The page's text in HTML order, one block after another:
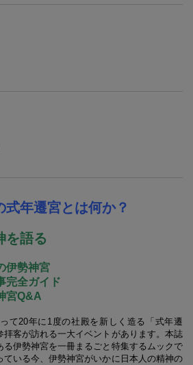
年遷宮とは何か？
語る
伊勢神宮
完全ガイド
宮Q&A
て20年に1度の社殿を新しく造る「式年遷
客が訪れる一大イベントがあります。本誌
る伊勢神宮を一冊まるごと特集するムックで
いる今、伊勢神宮がいかに日本人の精神の